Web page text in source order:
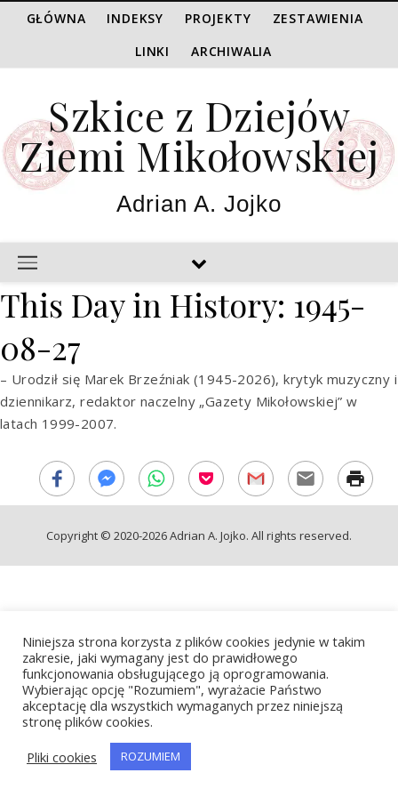
GŁÓWNA INDEKSY PROJEKTY
ZESTAWIENIA
LINKI
ARCHIWALIA
Szkice z Dziejów
Ziemi Mikołowskiej
Adrian A. Jojko
This Day in History: 1945-
08-27
– Urodził się Marek Brzeźniak (1945-2026), krytyk muzyczny i
dziennikarz, redaktor naczelny „Gazety Mikołowskiej” w
latach 1999-2007.
Copyright © 2020-2026 Adrian A. Jojko. All rights reserved.
Niniejsza strona korzysta z plików cookies jedynie w takim
zakresie, jaki wymagany jest do prawidłowego
funkcjonowania obsługującego ją oprogramowania.
Wybierając opcję "Rozumiem", wyrażacie Państwo
akceptację dla wszystkich wymaganych przez niniejszą
stronę plików cookies.
Pliki cookies
ROZUMIEM